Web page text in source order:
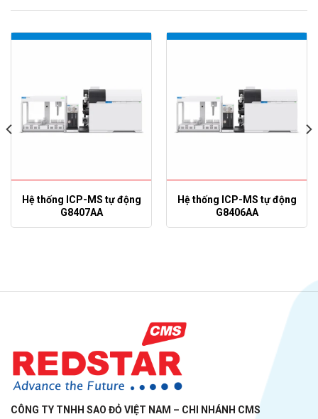
Hệ thống ICP-MS tự động
G8407AA
Hệ thống ICP-MS tự động
G8406AA
CÔNG TY TNHH SAO ĐỎ VIỆT NAM – CHI NHÁNH CMS